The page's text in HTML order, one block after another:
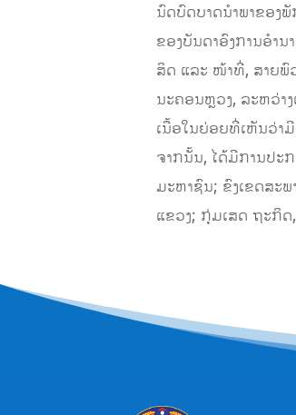
ນົດບົດບາດນໍາພາຂອງ
ຂອງບັນດາອົງການອຳ
ສິດ ແລະ ໜ້າທີ່, ສາຍພົ
ນະຄອນຫຼວງ, ລະຫວ່າ
ເນື້ອໃນຍ່ອຍທີ່ເຫັນວ່າ
ຈາກນັ້ນ, ໄດ້ມີການປະ
ມະຫາຊົນ; ຂົງເຂດສະ
ແຂວງ; ກຸ່ມເສດ ຖະກິ